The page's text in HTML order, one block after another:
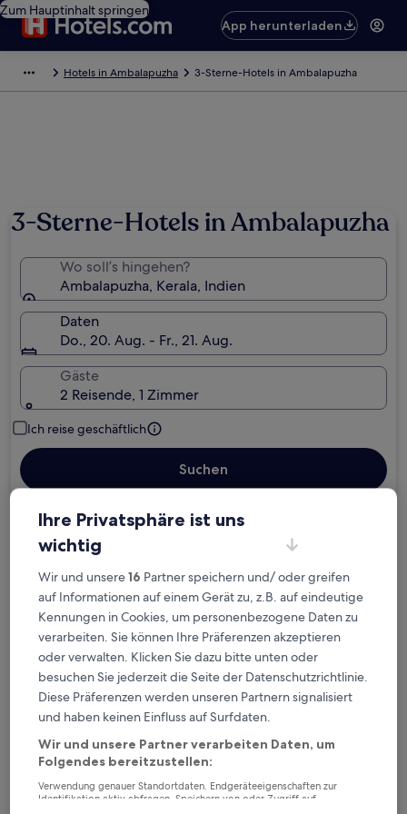
Zum Hauptinhalt springen
App herunterladen
Hotels in Ambalapuzha 3-Sterne-Hotels in Ambalapuzha
3-Sterne-Hotels in Ambalapuzha
Wo soll’s hingehen?
Ambalapuzha, Kerala, Indien
Daten
Do., 20. Aug. - Fr., 21. Aug.
Gäste
2 Reisende, 1 Zimmer
Ich reise geschäftlich
Suchen
Kostenlose Stornierung bei
Planänderungen
Verdiene Prämien für jede
wahrgenommene Übernachtung
Mehr sparen mit Preisen für Mitglieder
Überprüfe die Preise für diese Daten
Heute
Morgen
Ihre Privatsphäre ist uns
wichtig
Wir und unsere16 Partner speichern und/ oder greifen
auf Informationen auf einem Gerät zu, z.B. auf eindeutige
Kennungen in Cookies, um personenbezogene Daten zu
verarbeiten. Sie können Ihre Präferenzen akzeptieren
oder verwalten. Klicken Sie dazu bitte unten oder
besuchen Sie jederzeit die Seite der Datenschutzrichtlinie.
Diese Präferenzen werden unseren Partnern signalisiert
und haben keinen Einfluss auf Surfdaten.
Wir und unsere Partner verarbeiten Daten, um
Folgendes bereitzustellen:
Verwendung genauer Standortdaten. Endgeräteeigenschaften zur
Identifikation aktiv abfragen. Speichern von oder Zugriff auf